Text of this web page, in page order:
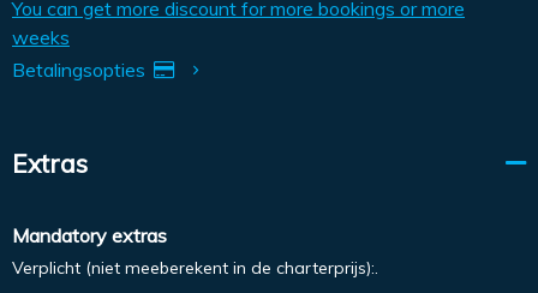
You can get more discount for more bookings or more
weeks
Betalingsopties
Extras
Mandatory extras
Verplicht (niet meeberekent in de charterprijs):.